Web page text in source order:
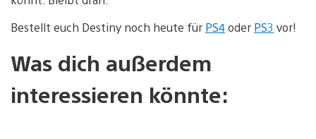
Bestellt euch Destiny noch heute für PS4oder PS3 vor!
Was dich außerdem
interessieren könnte: